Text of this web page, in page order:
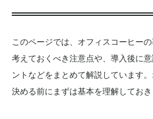
このページでは、オフィスコーヒー
考えておくべき注意点や、導入後に
ントなどをまとめて解説しています
決める前にまずは基本を理解しておき